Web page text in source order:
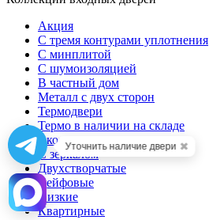
Акция
С тремя контурами уплотнения
С минплитой
С шумоизоляцией
В частный дом
Металл с двух сторон
Термодвери
Термо в наличии на складе
Эконом
С зеркалом
Двухстворчатые
Сейфовые
Низкие
Квартирные
Уточнить наличие двери ✖